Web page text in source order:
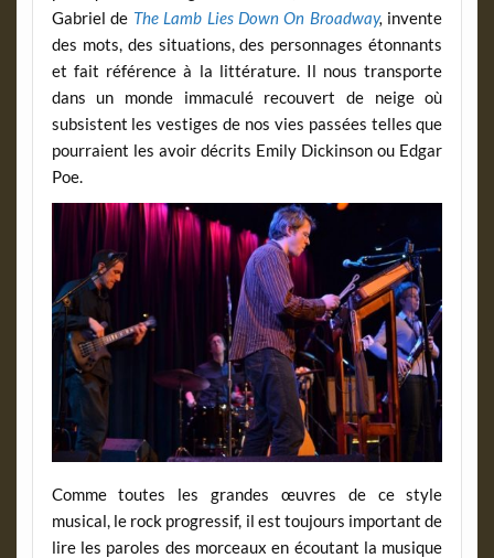
Gabriel de The Lamb Lies Down On Broadway, invente
des mots, des situations, des personnages étonnants
et fait référence à la littérature. Il nous transporte
dans un monde immaculé recouvert de neige où
subsistent les vestiges de nos vies passées telles que
pourraient les avoir décrits Emily Dickinson ou Edgar
Poe.
Comme toutes les grandes œuvres de ce style
musical, le rock progressif, il est toujours important de
lire les paroles des morceaux en écoutant la musique